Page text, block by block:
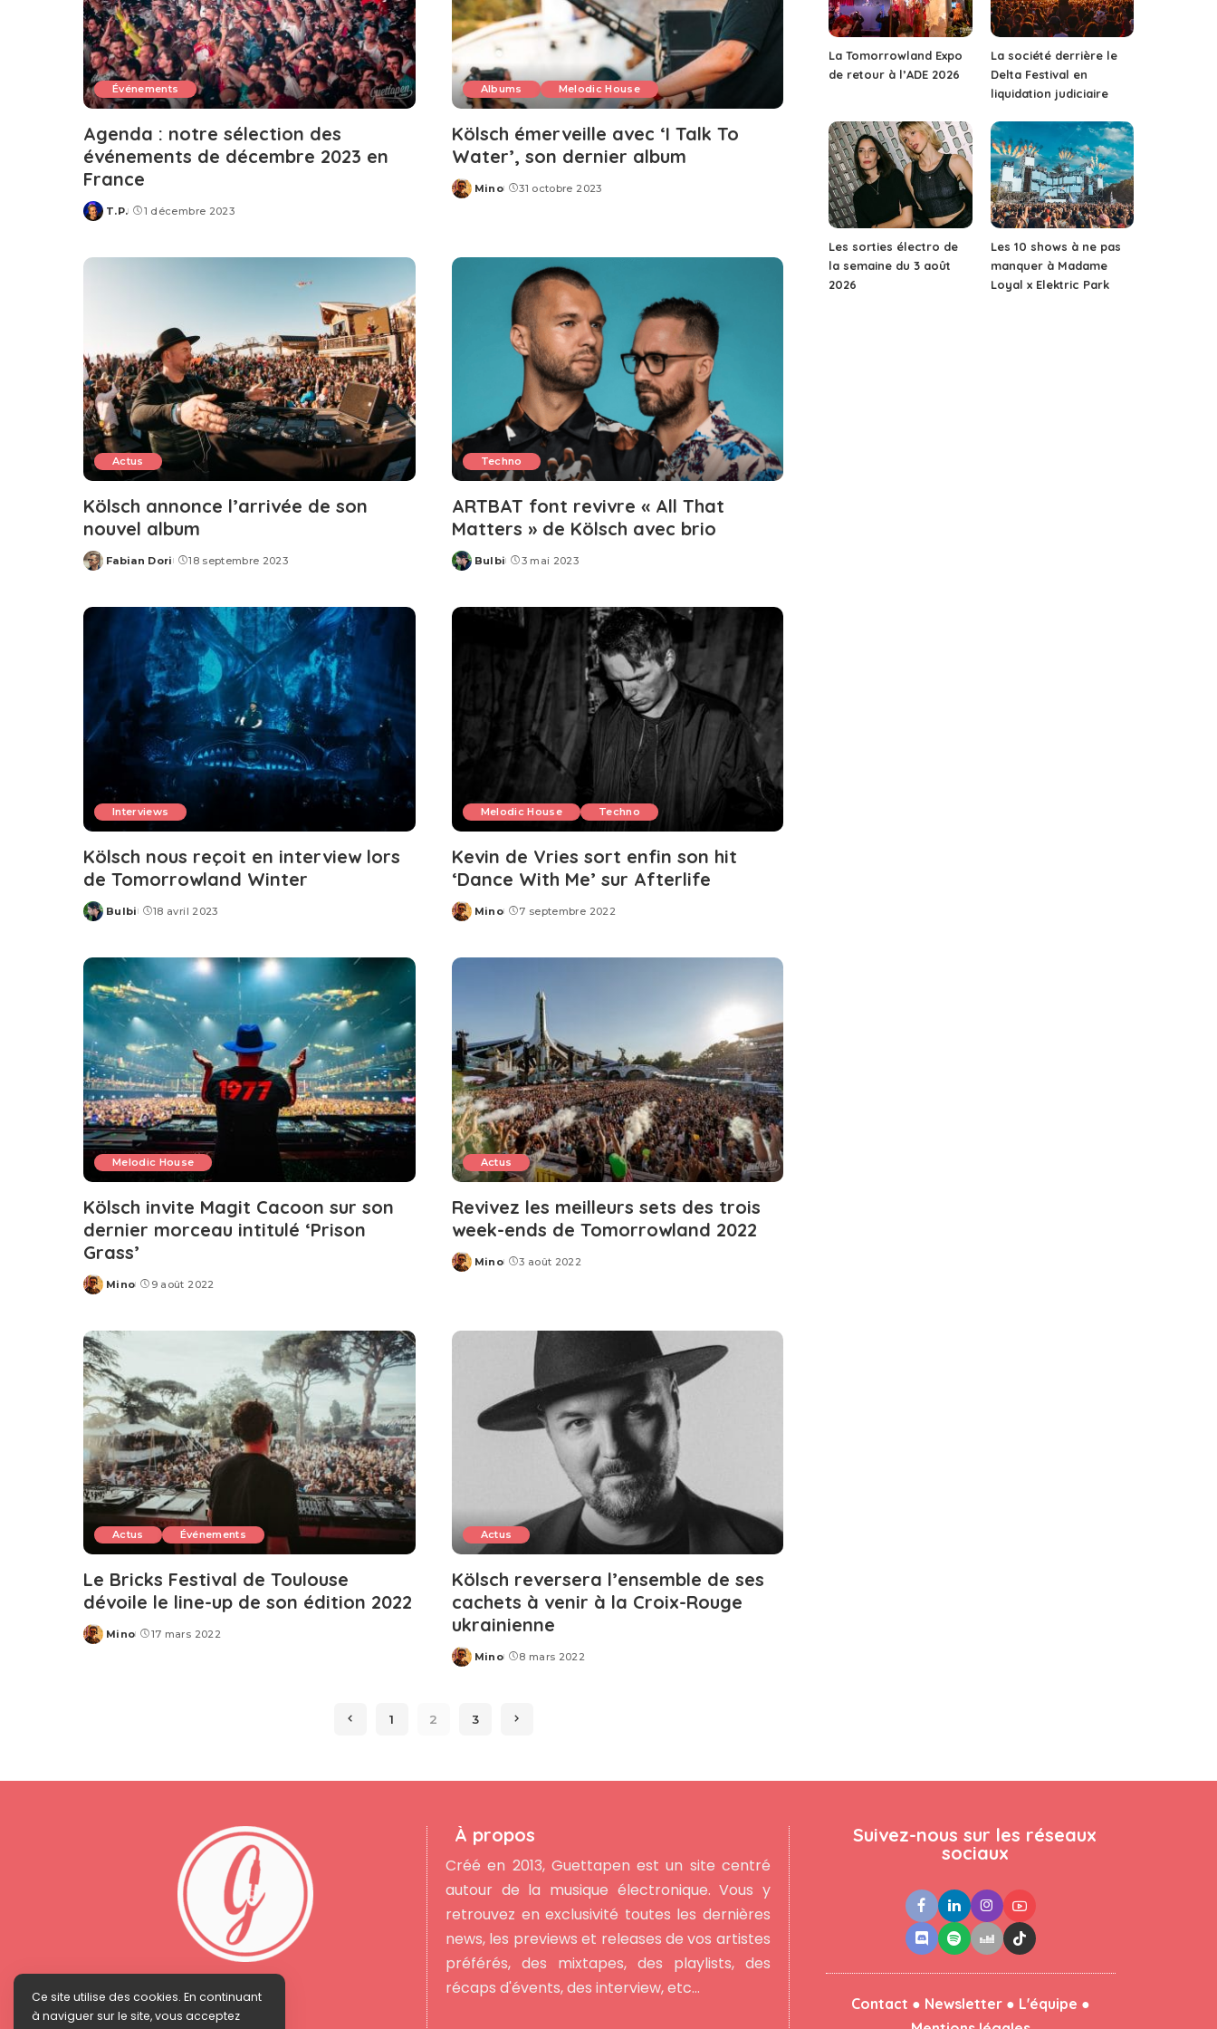
Événements
Agenda : notre sélection des
événements de décembre 2023 en
France
Posted
T.P. 1 décembre 2023
Albums Melodic House
Kölsch émerveille avec ‘I Talk To
Water’, son dernier album
Posted
Mino 31 octobre 2023
Actus
Kölsch annonce l’arrivée de son
nouvel album
Posted
Fabian Dori 18 septembre 2023
Techno
ARTBAT font revivre « All That
Matters » de Kölsch avec brio
Posted
Bulbi 3 mai 2023
Interviews
Kölsch nous reçoit en interview lors
de Tomorrowland Winter
Posted
Bulbi 18 avril 2023
Melodic House Techno
Kevin de Vries sort enfin son hit
‘Dance With Me’ sur Afterlife
Posted
Mino 7 septembre 2022
Melodic House
Kölsch invite Magit Cacoon sur son
dernier morceau intitulé ‘Prison
Grass’
Posted
Mino 9 août 2022
Actus
Revivez les meilleurs sets des trois
week-ends de Tomorrowland 2022
Posted
Mino 3 août 2022
Actus Événements
Le Bricks Festival de Toulouse
dévoile le line-up de son édition 2022
Posted
Mino 17 mars 2022
Actus
Kölsch reversera l’ensemble de ses
cachets à venir à la Croix-Rouge
ukrainienne
Posted
Mino 8 mars 2022
1 2 3
La Tomorrowland Expo
de retour à l’ADE 2026
La société derrière le
Delta Festival en
liquidation judiciaire
Les sorties électro de
la semaine du 3 août
2026
Les 10 shows à ne pas
manquer à Madame
Loyal x Elektric Park
À propos
Créé en 2013, Guettapen est un site centré
autour de la musique électronique. Vous y
retrouvez en exclusivité toutes les dernières
news, les previews et releases de vos artistes
préférés, des mixtapes, des playlists, des
récaps d'évents, des interview, etc...
Suivez-nous sur les réseaux
sociaux
Contact ● Newsletter ● L'équipe ●
Ce site utilise des cookies. En continuant
à naviguer sur le site, vous acceptez